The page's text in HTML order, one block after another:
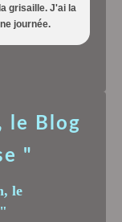
grisaille. J'ai la
journée.
le Blog
"